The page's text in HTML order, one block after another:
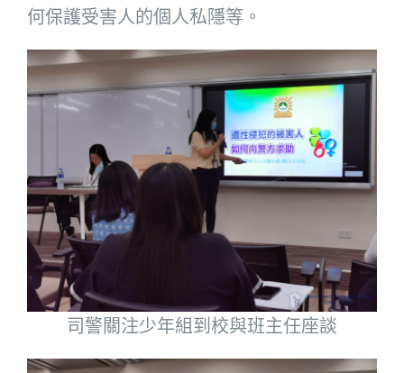
何保護受害人的個人私隱等。
司警關注少年組到校與班主任座談